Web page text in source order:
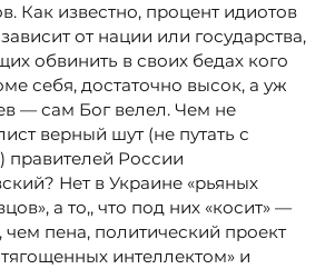
Как известно, процент идиотов
от нации или государства,
обвинить в своих бедах кого
себя, достаточно высок, а уж
— сам Бог велел. Чем не
верный шут (не путать с
правителей России
Нет в Украине «рьяных
а то,, что под них «косит» —
чем пена, политический проект
интеллектом» и